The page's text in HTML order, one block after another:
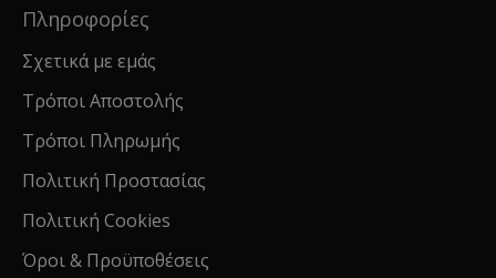
Πληροφορίες
Σχετικά με εμάς
Τρόποι Αποστολής
Τρόποι Πληρωμής
Πολιτική Προστασίας
Πολιτική Cookies
Όροι & Προϋποθέσεις